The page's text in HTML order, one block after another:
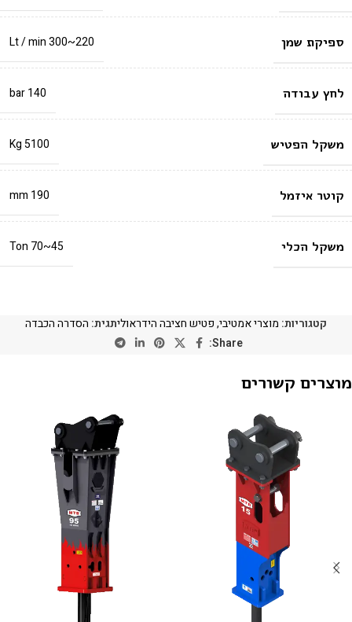
ספיקת שמן 220~300 Lt / min
לחץ עבודה 140 bar
משקל הפטיש 5100 Kg
קוטר איזמל 190 mm
משקל הכלי 45~70 Ton
קטגוריות: מוצרי אמטיבי,פטיש חציבה הידראוליתגית: הסדרה הכבדה
Share:
מוצרים קשורים